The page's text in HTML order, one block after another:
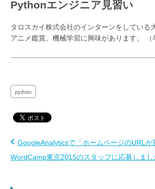
Pythonエンジニア見習い
タロスカイ株式会社のインターンをしている
アニメ鑑賞。機械学習に興味があります。 （
python
GoogleAnalyticsで「ホームページのURLが
WordCamp東京2015のスタッフに応募しまし